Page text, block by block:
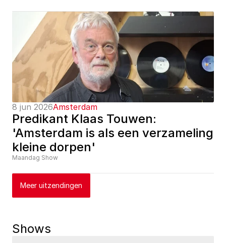
Shows
8 jun 2026Amsterdam
Predikant Klaas Touwen:
'Amsterdam is als een verzameling
kleine dorpen'
Maandag Show
Meer uitzendingen